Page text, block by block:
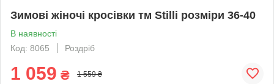
Зимові жіночі кросівки тм Stilli розміри 36-40
В наявності
Код: 8065
Роздріб
1 059 ₴ 1 559 ₴